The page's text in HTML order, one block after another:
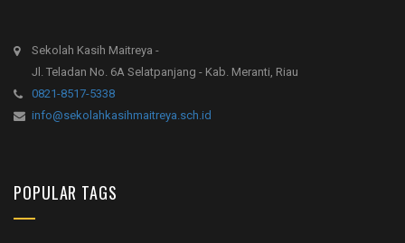
Sekolah Kasih Maitreya -
Jl. Teladan No. 6A Selatpanjang - Kab. Meranti, Riau
0821-8517-5338
info@sekolahkasihmaitreya.sch.id
POPULAR TAGS